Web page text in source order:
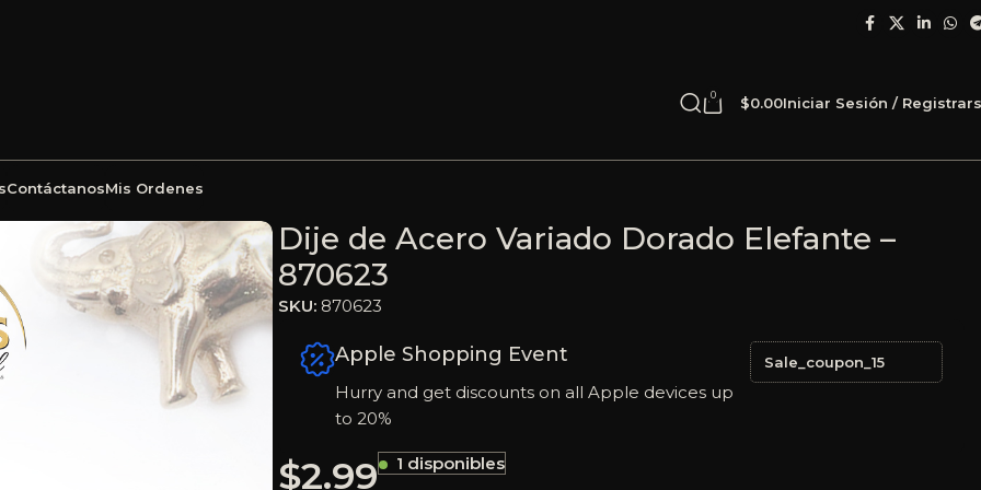
0 $0.00Iniciar Sesión /
ContáctanosMis Ordenes
Dije de Acero Variado Dorado Elefante –
870623
SKU: 870623
Apple Shopping Event
Hurry and get discounts on all Apple devices up
to 20%
Sale_coupon_15
$2.99 1 disponibles